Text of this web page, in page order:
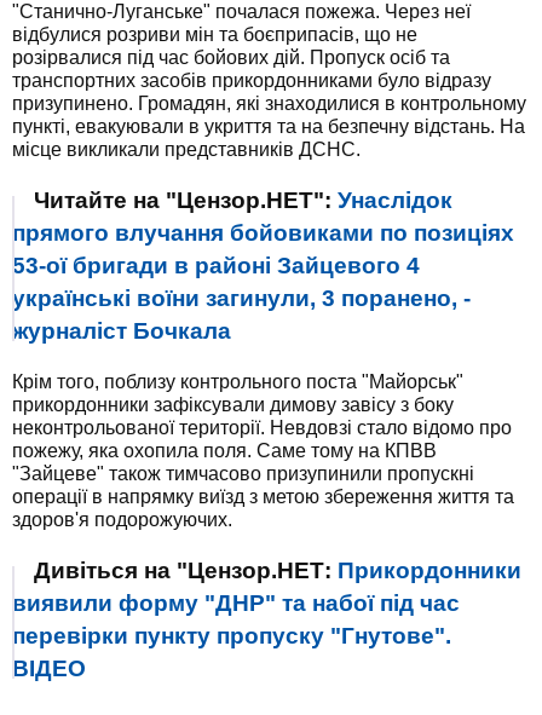
"Станично-Луганське" почалася пожежа. Через неї
відбулися розриви мін та боєприпасів, що не
розірвалися під час бойових дій. Пропуск осіб та
транспортних засобів прикордонниками було відразу
призупинено. Громадян, які знаходилися в контрольному
пункті, евакуювали в укриття та на безпечну відстань. На
місце викликали представників ДСНС.
Читайте на "Цензор.НЕТ": Унаслідок
прямого влучання бойовиками по позиціях
53-ої бригади в районі Зайцевого 4
українські воїни загинули, 3 поранено, -
журналіст Бочкала
Крім того, поблизу контрольного поста "Майорськ"
прикордонники зафіксували димову завісу з боку
неконтрольованої території. Невдовзі стало відомо про
пожежу, яка охопила поля. Саме тому на КПВВ
"Зайцеве" також тимчасово призупинили пропускні
операції в напрямку виїзд з метою збереження життя та
здоров'я подорожуючих.
Дивіться на "Цензор.НЕТ: Прикордонники
виявили форму "ДНР" та набої під час
перевірки пункту пропуску "Гнутове".
ВІДЕО